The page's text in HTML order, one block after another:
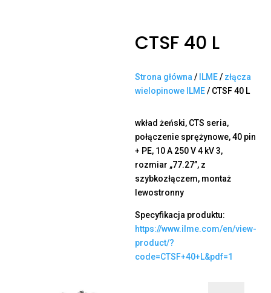
CTSF 40 L
Strona główna / ILME/ złącza
wielopinowe ILME/ CTSF 40 L
wkład żeński, CTS seria,
połączenie sprężynowe, 40 pin
+ PE, 10 A 250 V 4 kV 3,
rozmiar „77.27”, z
szybkozłączem, montaż
lewostronny
Specyfikacja produktu:
https://www.ilme.com/en/view-
product/?
code=CTSF+40+L&pdf=1